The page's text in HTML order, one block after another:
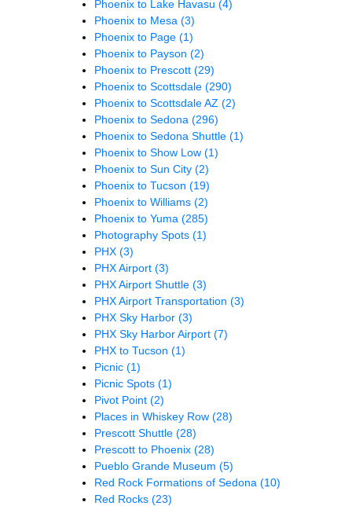
Phoenix to Lake Havasu (4)
Phoenix to Mesa (3)
Phoenix to Page (1)
Phoenix to Payson (2)
Phoenix to Prescott (29)
Phoenix to Scottsdale (290)
Phoenix to Scottsdale AZ (2)
Phoenix to Sedona (296)
Phoenix to Sedona Shuttle (1)
Phoenix to Show Low (1)
Phoenix to Sun City (2)
Phoenix to Tucson (19)
Phoenix to Williams (2)
Phoenix to Yuma (285)
Photography Spots (1)
PHX (3)
PHX Airport (3)
PHX Airport Shuttle (3)
PHX Airport Transportation (3)
PHX Sky Harbor (3)
PHX Sky Harbor Airport (7)
PHX to Tucson (1)
Picnic (1)
Picnic Spots (1)
Pivot Point (2)
Places in Whiskey Row (28)
Prescott Shuttle (28)
Prescott to Phoenix (28)
Pueblo Grande Museum (5)
Red Rock Formations of Sedona (10)
Red Rocks (23)